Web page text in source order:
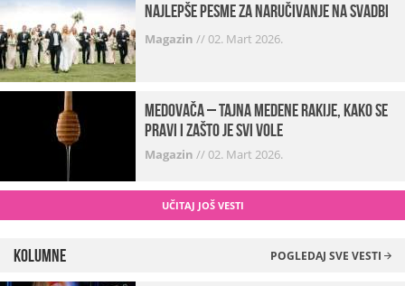
Najlepše pesme za naručivanje na svadbi
Magazin //02. Mart 2026.
Medovača – tajna medene rakije, kako se
pravi i zašto je svi vole
Magazin //02. Mart 2026.
UČITAJ JOŠ VESTI
Kolumne POGLEDAJ SVE VESTI